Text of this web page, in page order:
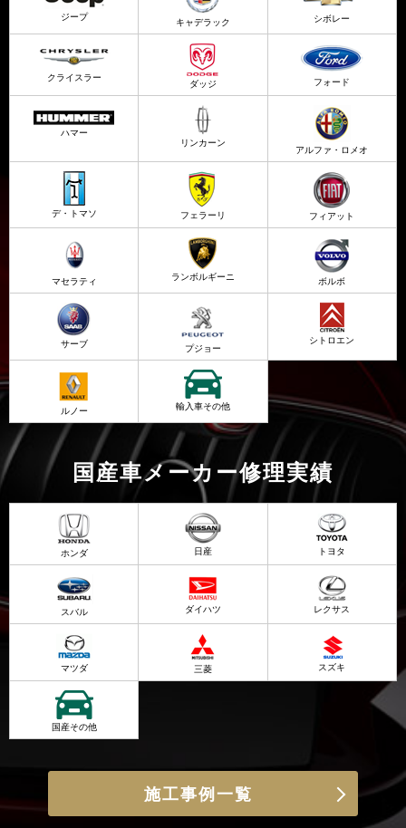
ジープ キャデラック シボレー
クライスラー ダッジ フォード
ハマー
リンカーン
アルファ・ロメオ
デ・トマソ フェラーリ フィアット
マセラティ ランボルギーニ ボルボ
サーブ プジョー
シトロエン
ルノー 輸入車その他
国産車メーカー修理実績
ホンダ 日産 トヨタ
スバル ダイハツ レクサス
マツダ 三菱 スズキ
国産その他
施工事例一覧